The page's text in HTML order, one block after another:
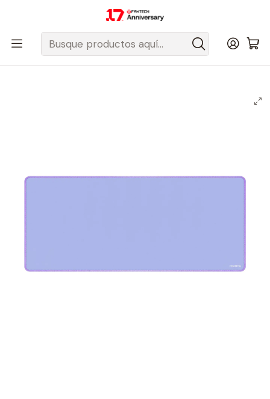
Despacho gratis a todo Chile sobre $50.000 pesos.
Fantech Esports Chile Mouse y Acc. de mouse
Mousepad
Mousepads Edición Limitada
MP70 BASIC Purple Mousepad de Oficina Talla XL